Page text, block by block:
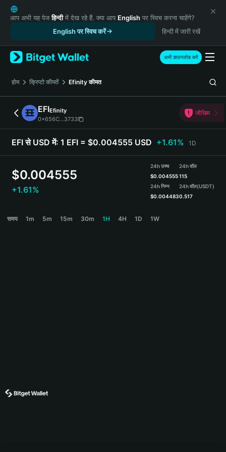
English
日本語
Русский
Español (Latinoamérica)
Türkçe
Italiano
Deutsch
简体中文
繁體中文
Português (Portugal)
हिन्दी
Español (Argentina)
आप अभी यह पेजहिन्दीमें देख रहे हैं. क्या आप English पर स्विच करना चाहेंगे?
English पर स्विच करें
हिन्दी में जारी रखें
अभी डाउनलोड करें
होम क्रिप्टो कीमतें Efinity कीमत
EFIEfinity
0x656C...3733
जोखिम
EFI से USD में: 1 EFI = $0.004555 USD +1.61% 1D
$0.004555
+1.61%
24h उच्च
$0.004555
24h निम्न
$0.004483
24h वॉल
115
24h वॉल(USDT)
0.517
समय 1m 5m 15m 30m 1H 4H 1D 1W